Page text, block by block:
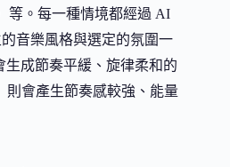
等。每一種情境都經過 AI
音樂風格與選定的氛圍一
成節奏平緩、旋律柔和的
則會產生節奏感較強、能量